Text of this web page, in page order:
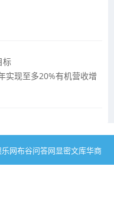
标
现至多20%有机营收增
网布谷问答网显密文库华商